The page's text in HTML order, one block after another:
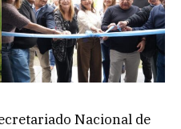
Nacional de